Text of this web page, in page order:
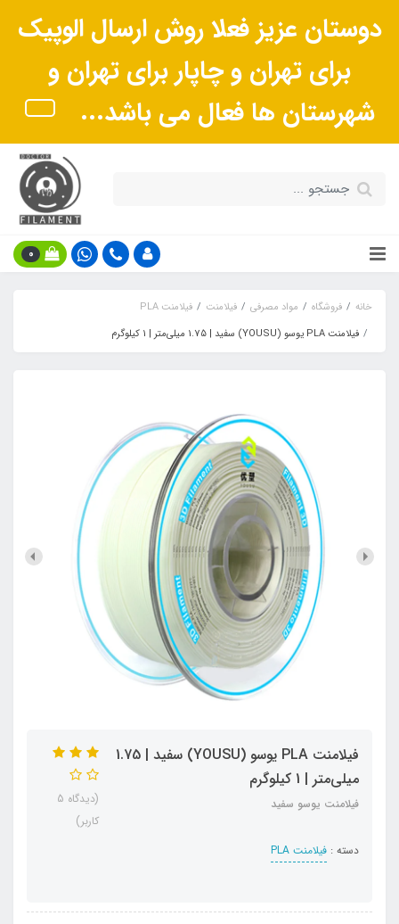
دوستان عزیز فعلا روش ارسال الوپیک
برای تهران و چاپار برای تهران و
شهرستان ها فعال می باشد...
0
خانه فروشگاه مواد مصرفی فیلامنت
فیلامنت PLA
فیلامنت PLA یوسو (YOUSU) سفید | 1.75 میلی‌متر | 1 کیلوگرم
فیلامنت PLA یوسو (YOUSU) سفید | 1.75
میلی‌متر | 1 کیلوگرم
فیلامنت یوسو سفید
دسته : فیلامنت PLA
(دیدگاه 5
کاربر)